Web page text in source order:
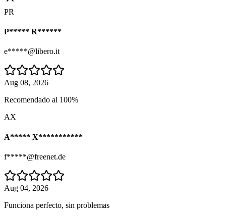
PR
P***** R******
e*****@libero.it
Aug 08, 2026
Recomendado al 100%
AX
A***** X***********
f*****@freenet.de
Aug 04, 2026
Funciona perfecto, sin problemas